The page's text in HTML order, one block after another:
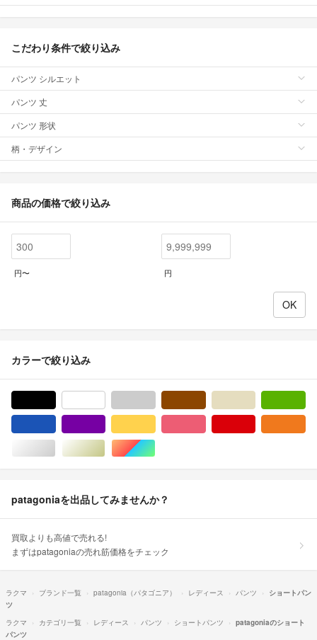
こだわり条件で絞り込み
パンツ シルエット
パンツ 丈
パンツ 形状
柄・デザイン
商品の価格で絞り込み
円〜 円
カラーで絞り込み
シルバー/銀色系ゴールド/金色系マルチカラー
patagoniaを出品してみませんか？
買取よりも高値で売れる!
まずはpatagoniaの売れ筋価格をチェック
ラクマ ブランド一覧 patagonia（パタゴニア） レディース パンツ
ショートパン
ツ
ラクマ
カテゴリ一覧 レディース パンツ ショートパンツ
patagoniaのショート
パンツ